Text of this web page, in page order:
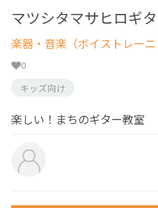
マツシタマサヒロギ
楽器・音楽（ボイストレーニ
0
キッズ向け
楽しい！まちのギター教室